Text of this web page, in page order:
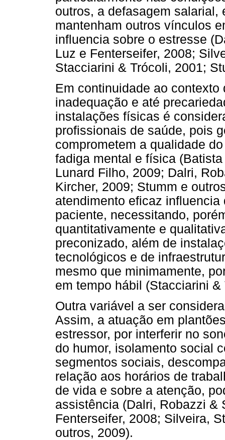
outros, a defasagem
mantenham outros vínculos
influencia sobre o estresse
Luz e Fenterseifer, 2008;
Stacciarini & Trócoli, 2001;
Em continuidade ao
inadequação e até
instalações físicas é
profissionais de saúde, pois
comprometem a qualidade
fadiga mental e física
Lunard Filho, 2009; Dalri,
Kircher, 2009; Stumm e
atendimento eficaz
paciente, necessitando,
quantitativamente e
preconizado, além de
tecnológicos e de
mesmo que minimamente,
em tempo hábil (Stacciarini &
Outra variável a ser
Assim, a atuação em
estressor, por interferir no
do humor, isolamento social
segmentos sociais,
relação aos horários de
de vida e sobre a atenção,
assistência (Dalri, Robazzi &
Fenterseifer, 2008; Silveira,
outros, 2009).